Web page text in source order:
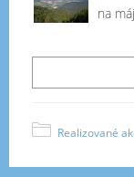
na
Realizované